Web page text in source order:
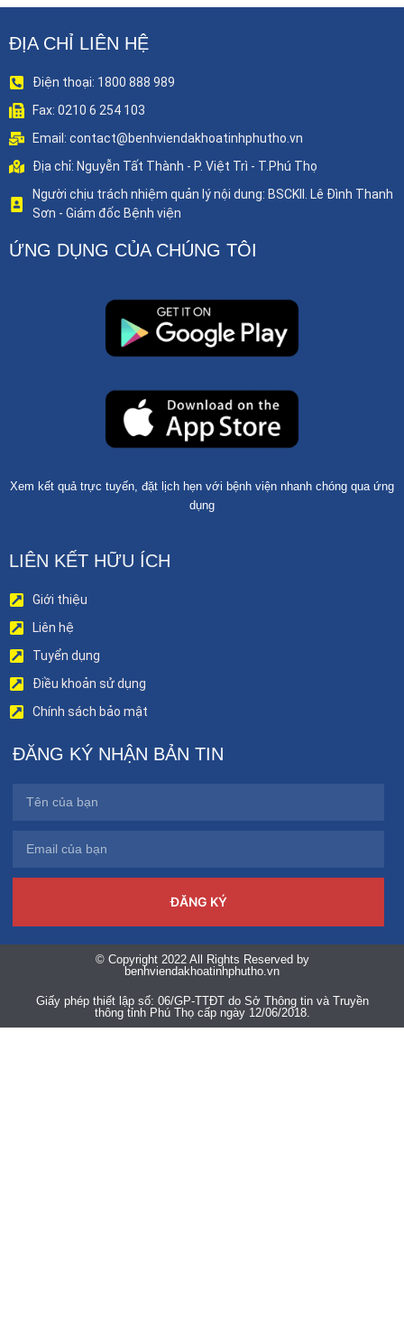
ĐỊA CHỈ LIÊN HỆ
Điện thoại: 1800 888 989
Fax: 0210 6 254 103
Email: contact@benhviendakhoatinhphutho.vn
Địa chỉ: Nguyễn Tất Thành - P. Việt Trì - T.Phú Thọ
Người chịu trách nhiệm quản lý nội dung: BSCKII. Lê Đình Thanh
Sơn - Giám đốc Bệnh viện
ỨNG DỤNG CỦA CHÚNG TÔI
Xem kết quả trực tuyến, đặt lịch hẹn với bệnh viện nhanh chóng qua ứng
dụng
LIÊN KẾT HỮU ÍCH
Giới thiệu
Liên hệ
Tuyển dụng
Điều khoản sử dụng
Chính sách bảo mật
ĐĂNG KÝ NHẬN BẢN TIN
ĐĂNG KÝ
© Copyright 2022 All Rights Reserved by
benhviendakhoatinhphutho.vn
Giấy phép thiết lập số: 06/GP-TTĐT do Sở Thông tin và Truyền
thông tỉnh Phú Thọ cấp ngày 12/06/2018.